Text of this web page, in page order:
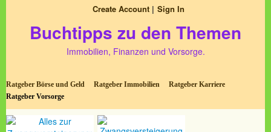
Create Account Sign In
Buchtipps zu den Themen
Immobilien, Finanzen und Vorsorge.
Ratgeber Börse und Geld Ratgeber Immobilien
Ratgeber Karriere
Ratgeber Vorsorge